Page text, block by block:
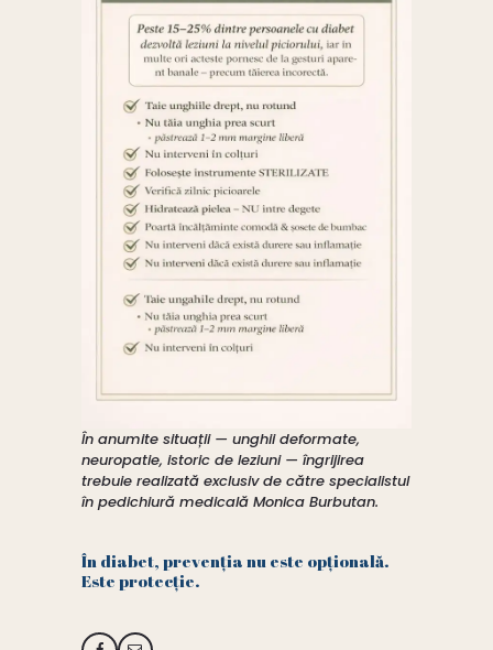
În anumite situații — unghii deformate,
neuropatie, istoric de leziuni — îngrijirea
trebuie realizată exclusiv de către specialistul
în pedichiură medicală Monica Burbutan.
În diabet, prevenția nu este opțională.
Este protecție.